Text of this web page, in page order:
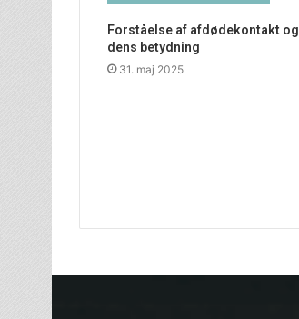
Forståelse af afdødekontakt og
dens betydning
31. maj 2025